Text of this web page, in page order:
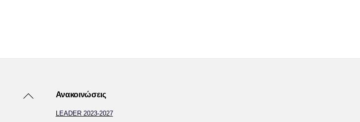
Back
Ανακοινώσεις
LEADER 2023-2027